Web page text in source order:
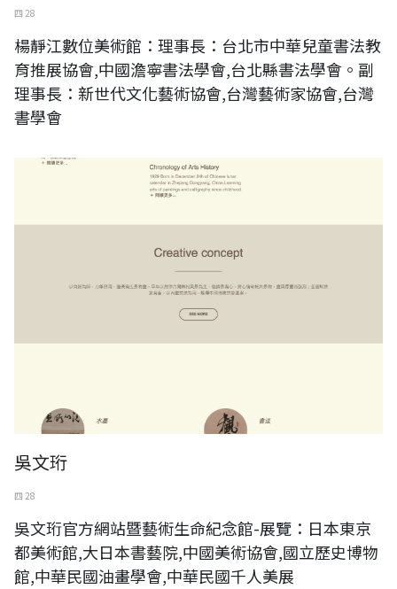
四 28
楊靜江數位美術館：理事長：台北市中華兒童書法教
育推展協會,中國澹寧書法學會,台北縣書法學會。副
理事長：新世代文化藝術協會,台灣藝術家協會,台灣
書學會
吳文珩
四 28
吳文珩官方網站暨藝術生命紀念館-展覽：日本東京
都美術館,大日本書藝院,中國美術協會,國立歷史博物
館,中華民國油畫學會,中華民國千人美展